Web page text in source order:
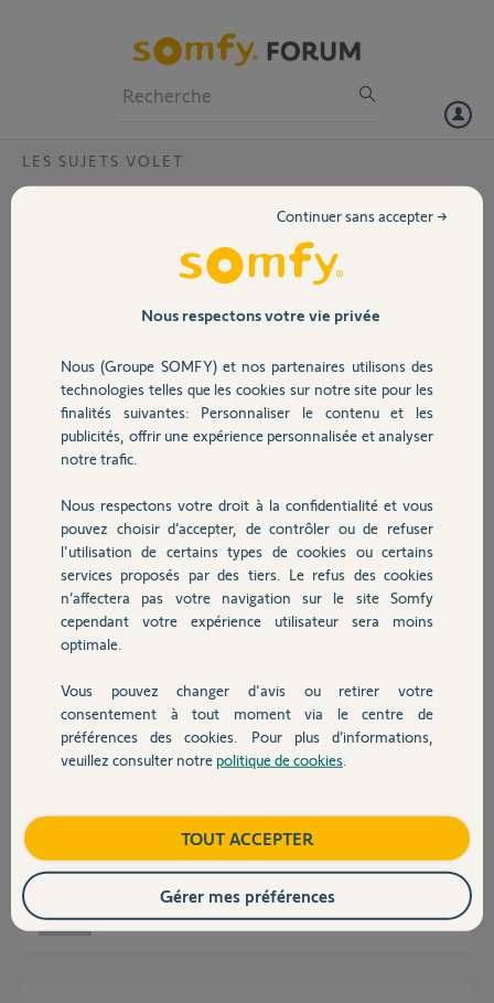
Volet
Sécurité
Domotique
Chauffage
Autres produits
Devis avec un pro
Contact
LES SUJETS VOLET
Problème survenu lors de l’association
J’ai acheté un kit de connectivité pour mes volets IO.
J’appuie bien sûr le bouton PROG, le volet fait un petit va et vient
survenu »
Code pin : 2124-1142-0093
Pouvez nous m’aider?
Anne-Sophie C.
Participer au fil de discussion
Réponses
Rebonjour
Nous respectons votre vie privée
Nous (Groupe SOMFY) et nos partenaires utilisons des
technologies telles que les cookies sur notre site pour les
finalités suivantes: Personnaliser le contenu et les
publicités, offrir une expérience personnalisée et analyser
notre trafic.
Nous respectons votre droit à la confidentialité et vous
pouvez choisir d’accepter, de contrôler ou de refuser
l'utilisation de certains types de cookies ou certains
services proposés par des tiers. Le refus des cookies
n’affectera pas votre navigation sur le site Somfy
cependant votre expérience utilisateur sera moins
optimale.
Vous pouvez changer d'avis ou retirer votre
consentement à tout moment via le centre de
préférences des cookies. Pour plus d’informations,
veuillez consulter notre politique de cookies
Continuer sans accepter →
TOUT ACCEPTER
Gérer mes préférences